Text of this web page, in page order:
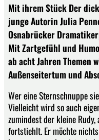
Mit ihrem Stück Der
junge Autorin Julia
Osnabrücker
Mit Zartgefühl und
ab acht Jahren Themen
Außenseitertum und
Wer eine Sternschnuppe
Vielleicht wird so auch
zumindest der kleine
fortstiehlt. Er möchte